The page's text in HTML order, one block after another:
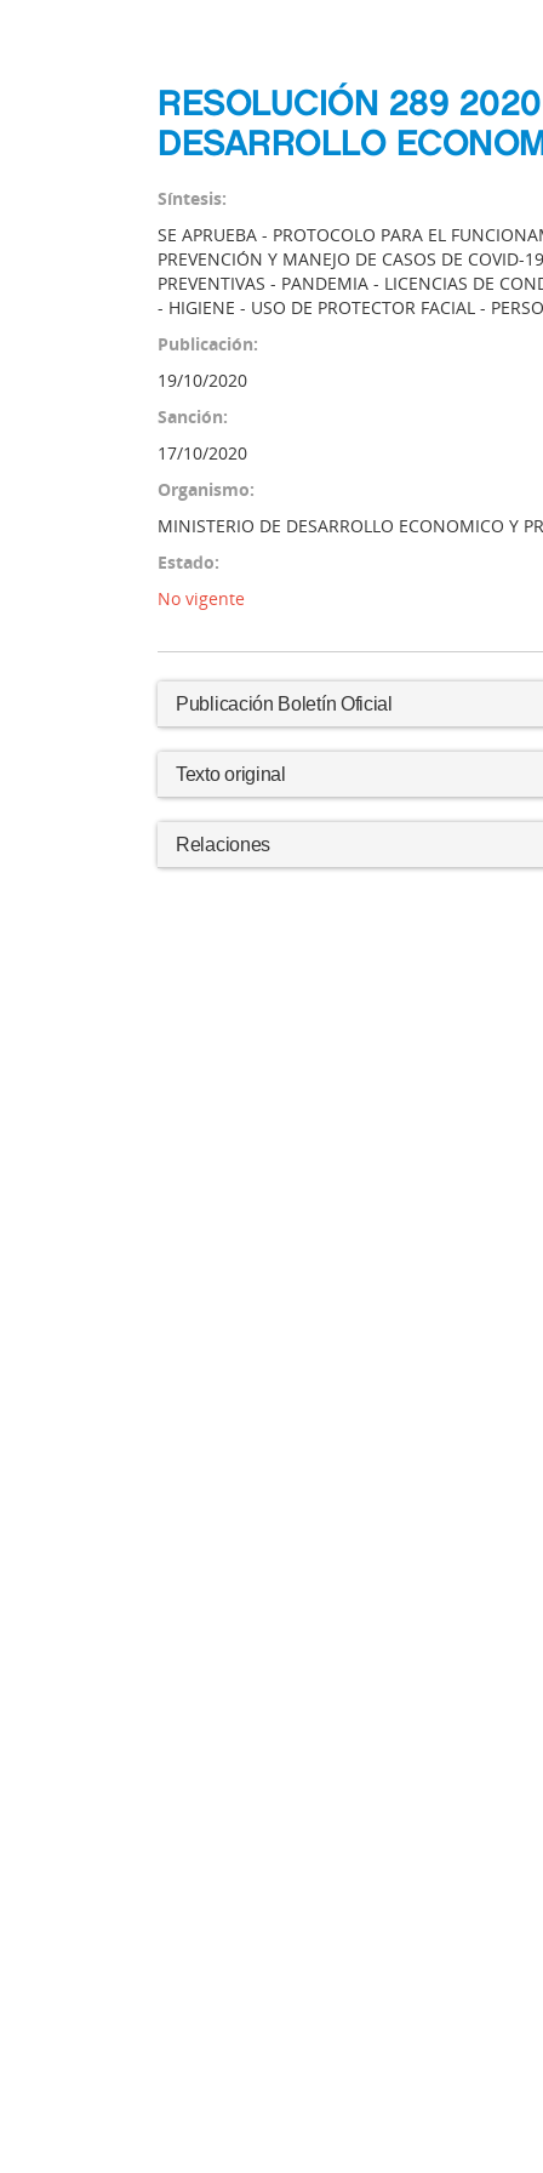
RESOLUCIÓN 289
DESARROLLO
Síntesis:
SE APRUEBA - PROTOCOLO PARA EL
PREVENCIÓN Y MANEJO DE CASOS DE COVID-
PREVENTIVAS - PANDEMIA - LICENCIAS DE
- HIGIENE - USO DE PROTECTOR FACIAL -
Publicación:
19/10/2020
Sanción:
17/10/2020
Organismo:
MINISTERIO DE DESARROLLO ECONOMICO Y
Estado:
No vigente
Publicación Boletín Oficial
Texto original
Relaciones